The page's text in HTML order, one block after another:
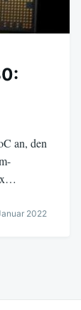
an, den
2022